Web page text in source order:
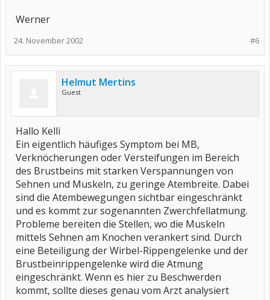
Werner
#6
24. November 2002
Helmut Mertins
Guest
Hallo Kelli
Ein eigentlich häufiges Symptom bei MB,
Verknöcherungen oder Versteifungen im Bereich
des Brustbeins mit starken Verspannungen von
Sehnen und Muskeln, zu geringe Atembreite. Dabei
sind die Atembewegungen sichtbar eingeschränkt
und es kommt zur sogenannten Zwerchfellatmung.
Probleme bereiten die Stellen, wo die Muskeln
mittels Sehnen am Knochen verankert sind. Durch
eine Beteiligung der Wirbel-Rippengelenke und der
Brustbeinrippengelenke wird die Atmung
eingeschränkt. Wenn es hier zu Beschwerden
kommt, sollte dieses genau vom Arzt analysiert